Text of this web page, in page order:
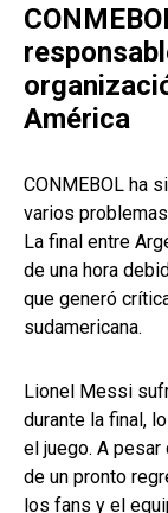
América
CONMEBOL ha
varios
La final entre
de una hora
que generó
sudamericana.
Lionel Messi
durante la final,
el juego. A
de un pronto
los fans y el